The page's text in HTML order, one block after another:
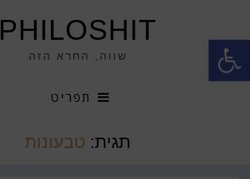
פתח סרגל נגישות PHILOSHIT
שווה, החרא הזה
תפריט
תגית: טבעונות